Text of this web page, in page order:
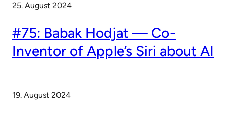
25. August 2024
#75: Babak Hodjat — Co-
Inventor of Apple’s Siri about AI
19. August 2024